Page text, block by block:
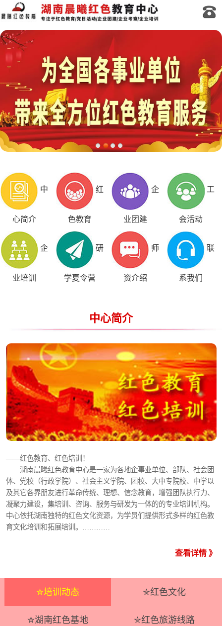
中
心简介
红
色教育
企
业团建
工
会活动
企
业培训
研
学夏令营
师
资介绍
联
系我们
中心简介
——红色教育、红色培训！
湖南晨曦红色教育中心是一家为各地企事业单位、部队、社会团
体、党校（行政学院）、社会主义学院、团校、大中专院校、中学以
及其它各界朋友进行革命传统、理想、信念教育，增强团队执行力、
凝聚力建设，集培训、咨询、服务与研发为一体的的专业培训机构。
中心依托湖南独特的红色文化资源，为学员们提供形式多样的红色教
育文化培训和拓展培训。…………
查看详情 》
✮培训动态 ✮红色文化
✮湖南红色基地 ✮红色旅游线路